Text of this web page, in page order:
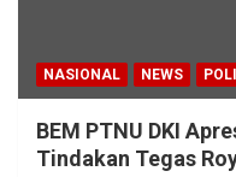
NASIONAL NEWS
BEM PTNU DKI
Tindakan Tegas